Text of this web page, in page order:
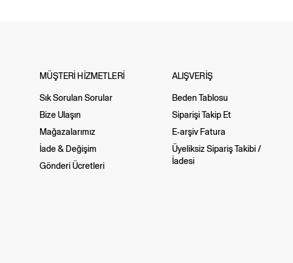
MÜŞTERİ HİZMETLERİ
Sık Sorulan Sorular
Bize Ulaşın
Mağazalarımız
İade & Değişim
Gönderi Ücretleri
ALIŞVERİŞ
Beden Tablosu
Siparişi Takip Et
E-arşiv Fatura
Üyeliksiz Sipariş Takibi /
İadesi